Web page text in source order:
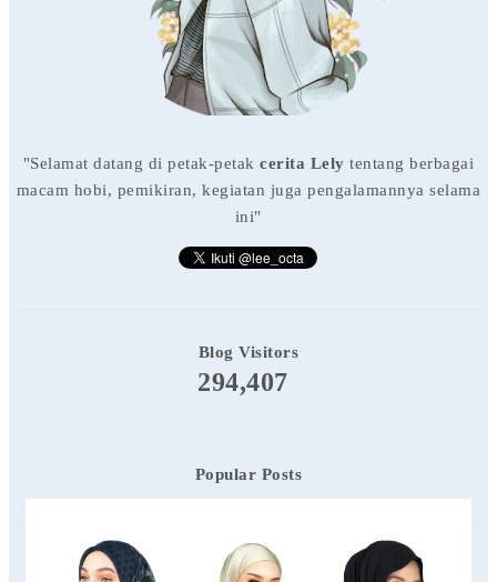
"Selamat datang di petak-petakcerita Lely tentang berbagai
macam hobi, pemikiran, kegiatan juga pengalamannya selama
ini"
Blog Visitors
294,407
Popular Posts